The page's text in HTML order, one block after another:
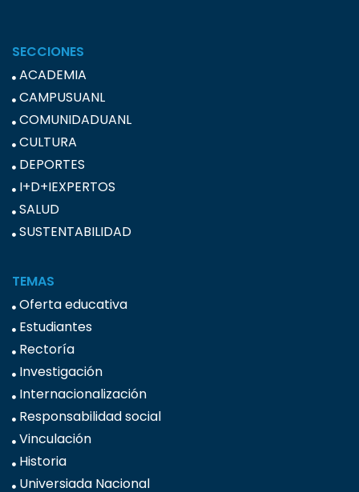
SECCIONES
ACADEMIA
CAMPUSUANL
COMUNIDADUANL
CULTURA
DEPORTES
I+D+IEXPERTOS
SALUD
SUSTENTABILIDAD
TEMAS
Oferta educativa
Estudiantes
Rectoría
Investigación
Internacionalización
Responsabilidad social
Vinculación
Historia
Universiada Nacional